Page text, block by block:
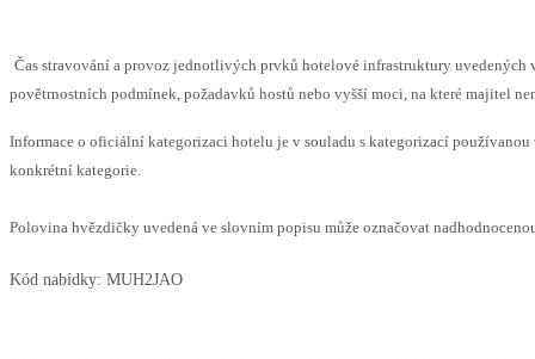
Čas stravování a provoz jednotlivých prvků hotelové infrastruktury uvedených
povětrnostních podmínek, požadavků hostů nebo vyšší moci, na které majitel
Informace o oficiální kategorizaci hotelu je v souladu s kategorizací
konkrétní kategorie.
Polovina hvězdičky uvedená ve slovním popisu může označovat
Kód nabídky: MUH2JAO